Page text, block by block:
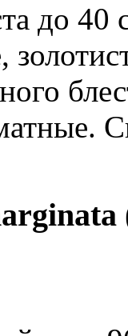
до 40